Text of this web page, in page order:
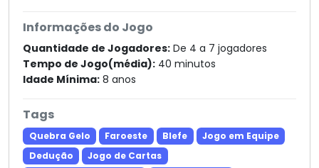
Informações do Jogo
Quantidade de Jogadores: De 4 a 7 jogadores
Tempo de Jogo(média): 40 minutos
Idade Mínima: 8 anos
Tags
Quebra Gelo Faroeste Blefe
Jogo em Equipe
Dedução
Jogo de Cartas